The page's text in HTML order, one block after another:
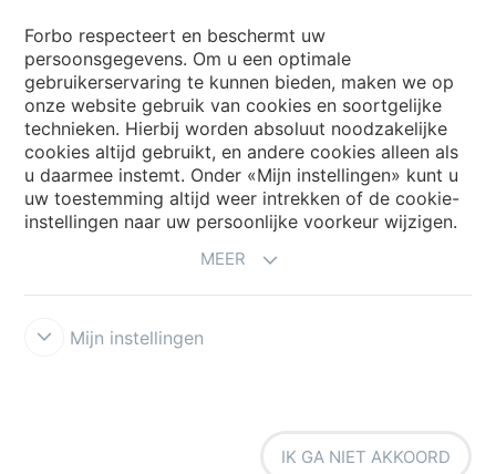
Website
Kies uw land
My Forbo
NIEUWSBRIEF
Disclaimer Cookies Forbo
Forbo respecteert en beschermt uw
persoonsgegevens. Om u een optimale
gebruikerservaring te kunnen bieden, maken we op
onze website gebruik van cookies en soortgelijke
technieken. Hierbij worden absoluut noodzakelijke
cookies altijd gebruikt, en andere cookies alleen als
u daarmee instemt. Onder «Mijn instellingen» kunt u
uw toestemming altijd weer intrekken of de cookie-
instellingen naar uw persoonlijke voorkeur wijzigen.
MEER
Mijn instellingen
IK GA NIET AKKOORD